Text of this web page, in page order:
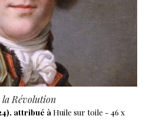
la Révolution
attribué à Huile sur toile - 46 x